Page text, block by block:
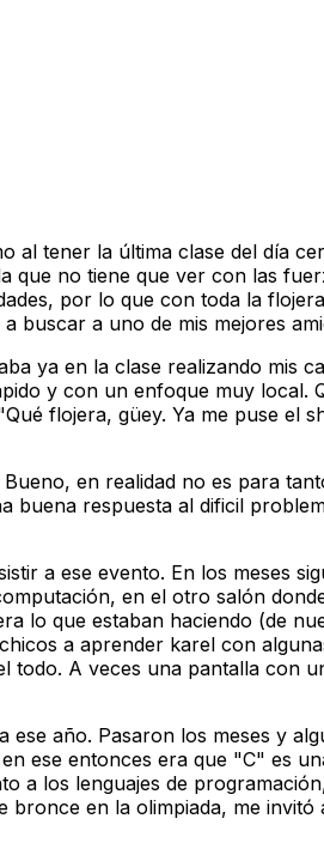
al tener la última clase del día
que no tiene que ver con las
por lo que con toda la
buscar a uno de mis mejores
ya en la clase realizando mis
y con un enfoque muy local.
flojera, güey. Ya me puse el
en realidad no es para
buena respuesta al dificil
a ese evento. En los meses
en el otro salón
lo que estaban haciendo (de
a aprender karel con
A veces una pantalla con
año. Pasaron los meses y
ese entonces era que "C" es
a los lenguajes de
en la olimpiada, me